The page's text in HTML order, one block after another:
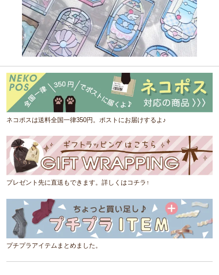
ネコポスは送料全国一律350円。ポストにお届けするよ♪
プレゼント先に直送もできます。詳しくはコチラ↑
プチプラアイテムまとめました。